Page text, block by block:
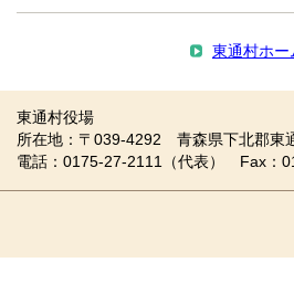
東通村ホー
東通村役場
所在地：〒039-4292 青森県下北郡東
電話：0175-27-2111（代表） Fax：